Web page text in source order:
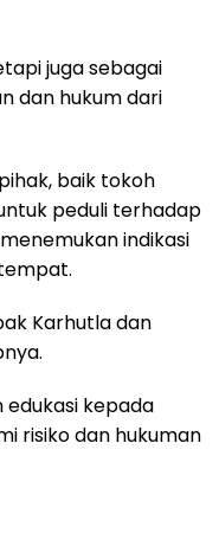
juga sebagai
dan hukum dari
baik tokoh
peduli terhadap
indikasi
Karhutla dan
kepada
risiko dan hukuman